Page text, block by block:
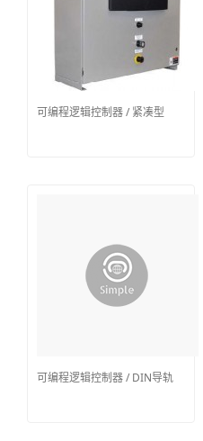
可编程逻辑控制器 / 紧凑型
可编程逻辑控制器 / DIN导轨